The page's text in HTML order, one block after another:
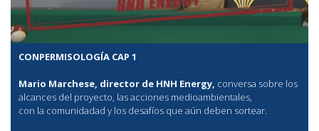
CONPERMISOLOGÍA CAP 1
Mario Marchese, director de HNH Energy, conversa sobre los
alcances del proyecto, las acciones medioambientales,
con la comunidadad y los desafíos que aún deben sortear.